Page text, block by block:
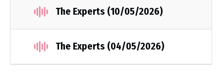
The Experts (10/05/2026)
The Experts (04/05/2026)